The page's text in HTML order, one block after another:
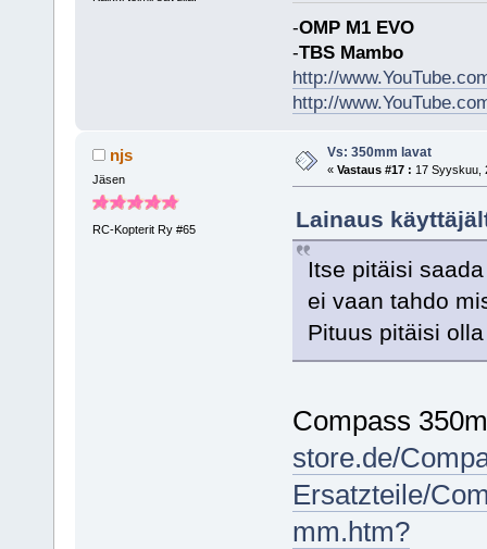
-OMP M1 EVO
-TBS Mambo
http://
http://
njs
Jäsen
RC-Kopterit Ry #65
Vs: 350mm lavat
« Vastaus #17 : 17 Syyskuu,
Lainaus
Itse pitäisi
ei vaan tahdo
Pituus pitäisi
Compass
store.de/
Ersatzteile/
mm.htm?